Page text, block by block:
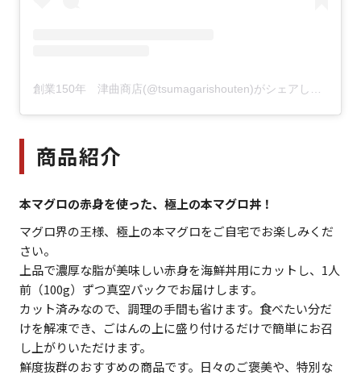
商品紹介
本マグロの赤身を使った、極上の本マグロ丼！
マグロ界の王様、極上の本マグロをご自宅でお楽しみくだ
さい。
上品で濃厚な脂が美味しい赤身を海鮮丼用にカットし、1人
前（100g）ずつ真空パックでお届けします。
カット済みなので、調理の手間も省けます。食べたい分だ
けを解凍でき、ごはんの上に盛り付けるだけで簡単にお召
し上がりいただけます。
鮮度抜群のおすすめの商品です。日々のご褒美や、特別な